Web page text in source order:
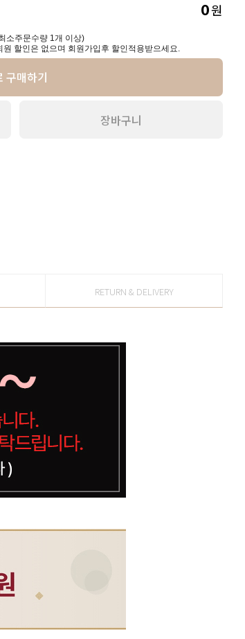
0원
소주문수량 1개 이상)
할인은 없으며 회원가입후 할인적용받으세요.
구매하기
장바구니
RETURN & DELIVERY